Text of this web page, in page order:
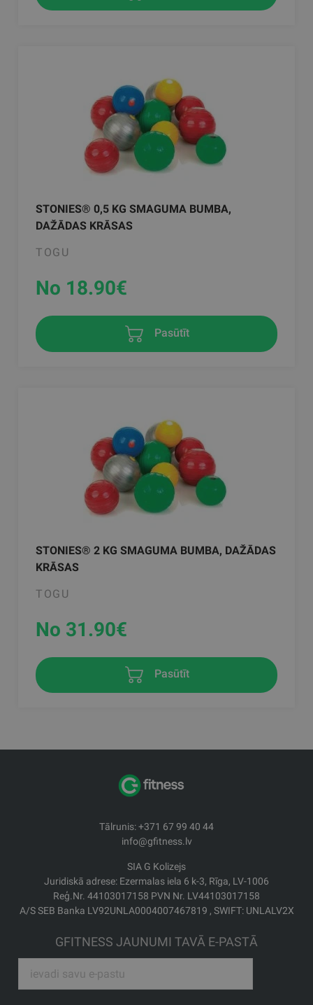
STONIES® 0,5 KG SMAGUMA BUMBA,
DAŽĀDAS KRĀSAS
TOGU
No 18.90€
Pasūtīt
STONIES® 2 KG SMAGUMA BUMBA, DAŽĀDAS
KRĀSAS
TOGU
No 31.90€
Pasūtīt
Tālrunis: +371 67 99 40 44
info@gfitness.lv
SIA G Kolizejs
Juridiskā adrese: Ezermalas iela 6 k-3, Rīga, LV-1006
Reģ.Nr. 44103017158 PVN Nr. LV44103017158
A/S SEB Banka LV92UNLA0004007467819 , SWIFT: UNLALV2X
GFITNESS JAUNUMI TAVĀ E-PASTĀ